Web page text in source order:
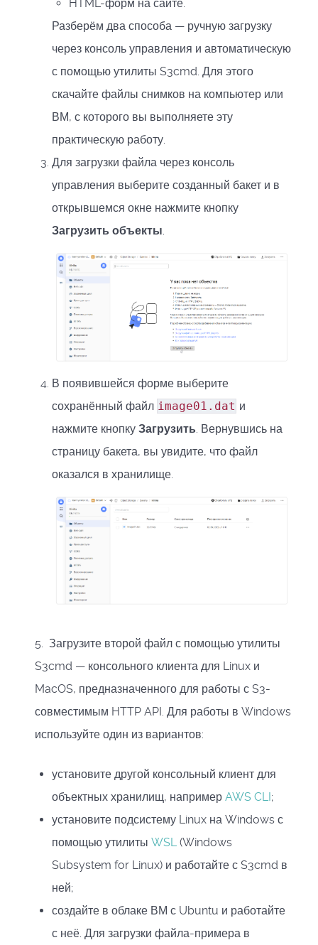
HTML-форм на сайте.
Разберём два способа — ручную загрузку
через консоль управления и автоматическую
с помощью утилиты S3cmd. Для этого
скачайте файлы снимков на компьютер или
ВМ, с которого вы выполняете эту
практическую работу.
Для загрузки файла через консоль
управления выберите созданный бакет и в
открывшемся окне нажмите кнопку
Загрузить объекты.
В появившейся форме выберите
сохранённый файл image01.dat и
нажмите кнопку Загрузить. Вернувшись на
страницу бакета, вы увидите, что файл
оказался в хранилище.
5. Загрузите второй файл с помощью утилиты
S3cmd — консольного клиента для Linux и
MacOS, предназначенного для работы с S3-
совместимым HTTP API. Для работы в Windows
используйте один из вариантов:
установите другой консольный клиент для
объектных хранилищ, например AWS CLI;
установите подсистему Linux на Windows с
помощью утилиты WSL (Windows
Subsystem for Linux) и работайте с S3cmd в
ней;
создайте в облаке ВМ с Ubuntu и работайте
с неё. Для загрузки файла-примера в